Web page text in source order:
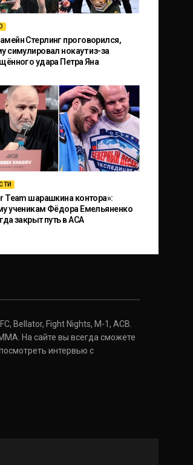
Стерлинг проговорился,
симулировал нокаут из-за
удара Петра Яна
Team шарашкина контора»:
ученикам Фёдора Емельяненко
закрыт путь в ACA
Bellator, Fight Nights, M-1, ACB.
На сайте вы всегда сможете
интервью с